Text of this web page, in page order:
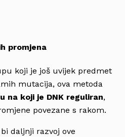
promjena
koji je još uvijek predmet
mutacija, ova metoda
na koji je DNK reguliran,
povezane s rakom.
daljnji razvoj ove